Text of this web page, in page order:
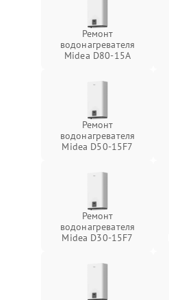
Ремонт
водонагревателя
Midea D80-15A
Ремонт
водонагревателя
Midea D50-15F7
Ремонт
водонагревателя
Midea D30-15F7